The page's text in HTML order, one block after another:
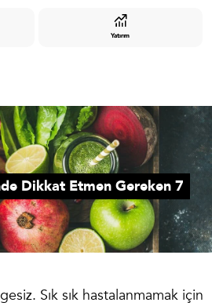
Yatırım
Dikkat Etmen Gereken 7
Sık sık hastalanmamak için